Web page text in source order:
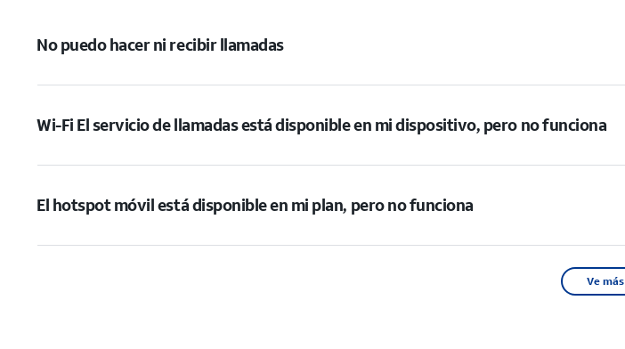
No puedo hacer ni recibir llamadas
Wi-Fi El servicio de llamadas está disponible en mi dispositivo, pero no funciona
El hotspot móvil está disponible en mi plan, pero no funciona
Ve más